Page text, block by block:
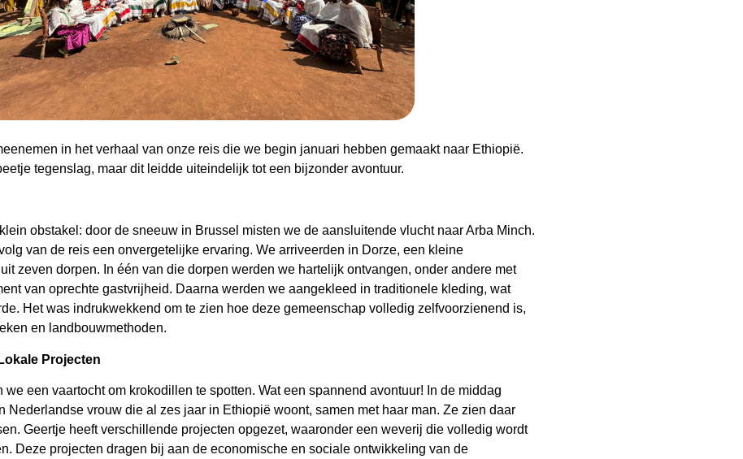
in het verhaal van onze reis die we begin januari hebben gemaakt naar Ethiopië.
tegenslag, maar dit leidde uiteindelijk tot een bijzonder avontuur.
obstakel: door de sneeuw in Brussel misten we de aansluitende vlucht naar Arba Minch.
van de reis een onvergetelijke ervaring. We arriveerden in Dorze, een kleine
zeven dorpen. In één van die dorpen werden we hartelijk ontvangen, onder andere met
van oprechte gastvrijheid. Daarna werden we aangekleed in traditionele kleding, wat
Het was indrukwekkend om te zien hoe deze gemeenschap volledig zelfvoorzienend is,
en landbouwmethoden.
Projecten
we een vaartocht om krokodillen te spotten. Wat een spannend avontuur! In de middag
Nederlandse vrouw die al zes jaar in Ethiopië woont, samen met haar man. Ze zien daar
Geertje heeft verschillende projecten opgezet, waaronder een weverij die volledig wordt
Deze projecten dragen bij aan de economische en sociale ontwikkeling van de